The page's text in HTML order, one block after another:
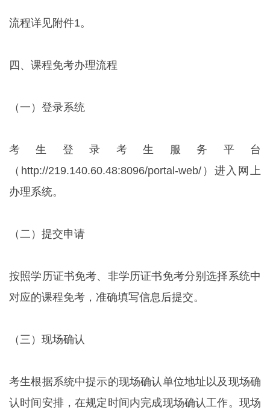
流程详见附件1。
四、课程免考办理流程
（一）登录系统
考生登录考生服务平台
（http://219.140.60.48:8096/portal-web/）进入网上
办理系统。
（二）提交申请
按照学历证书免考、非学历证书免考分别选择系统中
对应的课程免考，准确填写信息后提交。
（三）现场确认
考生根据系统中提示的现场确认单位地址以及现场确
认时间安排，在规定时间内完成现场确认工作。现场